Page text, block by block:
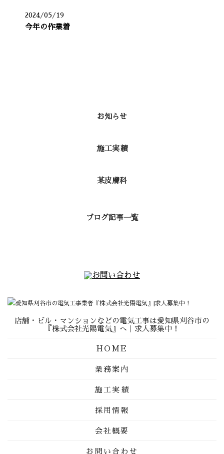
2024/05/19
今年の作業着
お知らせ
施工実績
某皮膚科
ブログ記事一覧
店舗・ビル・マンションなどの電気工事は愛知県刈谷市の
『株式会社光陽電気』へ｜求人募集中！
HOME
業務案内
施工実績
採用情報
会社概要
お問い合わせ